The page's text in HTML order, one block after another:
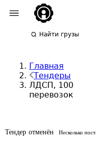
Найти грузы
Главная
Тендеры
ЛДСП, 100
перевозок
Тендер отменён Несколько